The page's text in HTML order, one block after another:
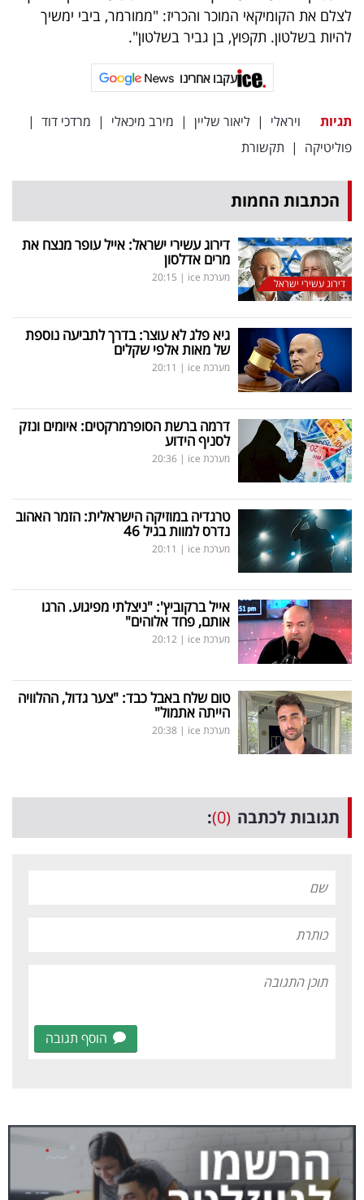
לצלם את הקומיקאי המוכר והכריז: "ממורמר, ביבי ימשיך
להיות בשלטון. תקפוץ, בן גביר בשלטון".
עקבו אחרינו
תגיות ויראלי | ליאור שליין | מירב מיכאלי | מרדכי דוד |
פוליטיקה | תקשורת
הכתבות החמות
דירוג עשירי ישראל
דירוג עשירי ישראל: אייל עופר מנצח את
מרים אדלסון
מערכת ice |
20:15
גיא פלג לא עוצר: בדרך לתביעה נוספת
של מאות אלפי שקלים
מערכת ice |
20:11
דרמה ברשת הסופרמרקטים: איומים ונזק
לסניף הידוע
מערכת ice |
20:36
טרגדיה במוזיקה הישראלית: הזמר האהוב
נדרס למוות בגיל 46
מערכת ice |
20:11
אייל ברקוביץ': "ניצלתי מפיגוע. הרגו
אותם, פחד אלוהים"
מערכת ice |
20:12
טום שלח באבל כבד: "צער גדול, ההלוויה
הייתה אתמול"
מערכת ice |
20:38
תגובות לכתבה (0)
:
הוסף תגובה